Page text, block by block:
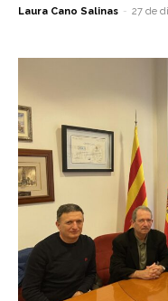
Laura Cano Salinas - 27 de